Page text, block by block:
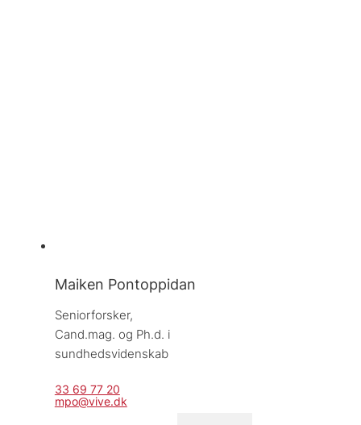
Maiken Pontoppidan
Seniorforsker,
Cand.mag. og Ph.d. i
sundhedsvidenskab
33 69 77 20
mpo@vive.dk